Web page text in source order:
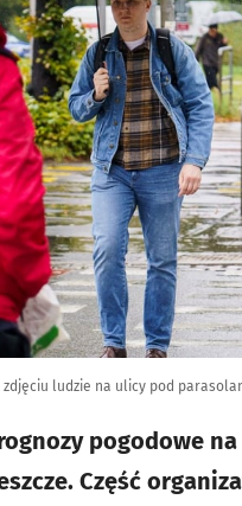
zdjęciu ludzie na ulicy pod
pogodowe
Część